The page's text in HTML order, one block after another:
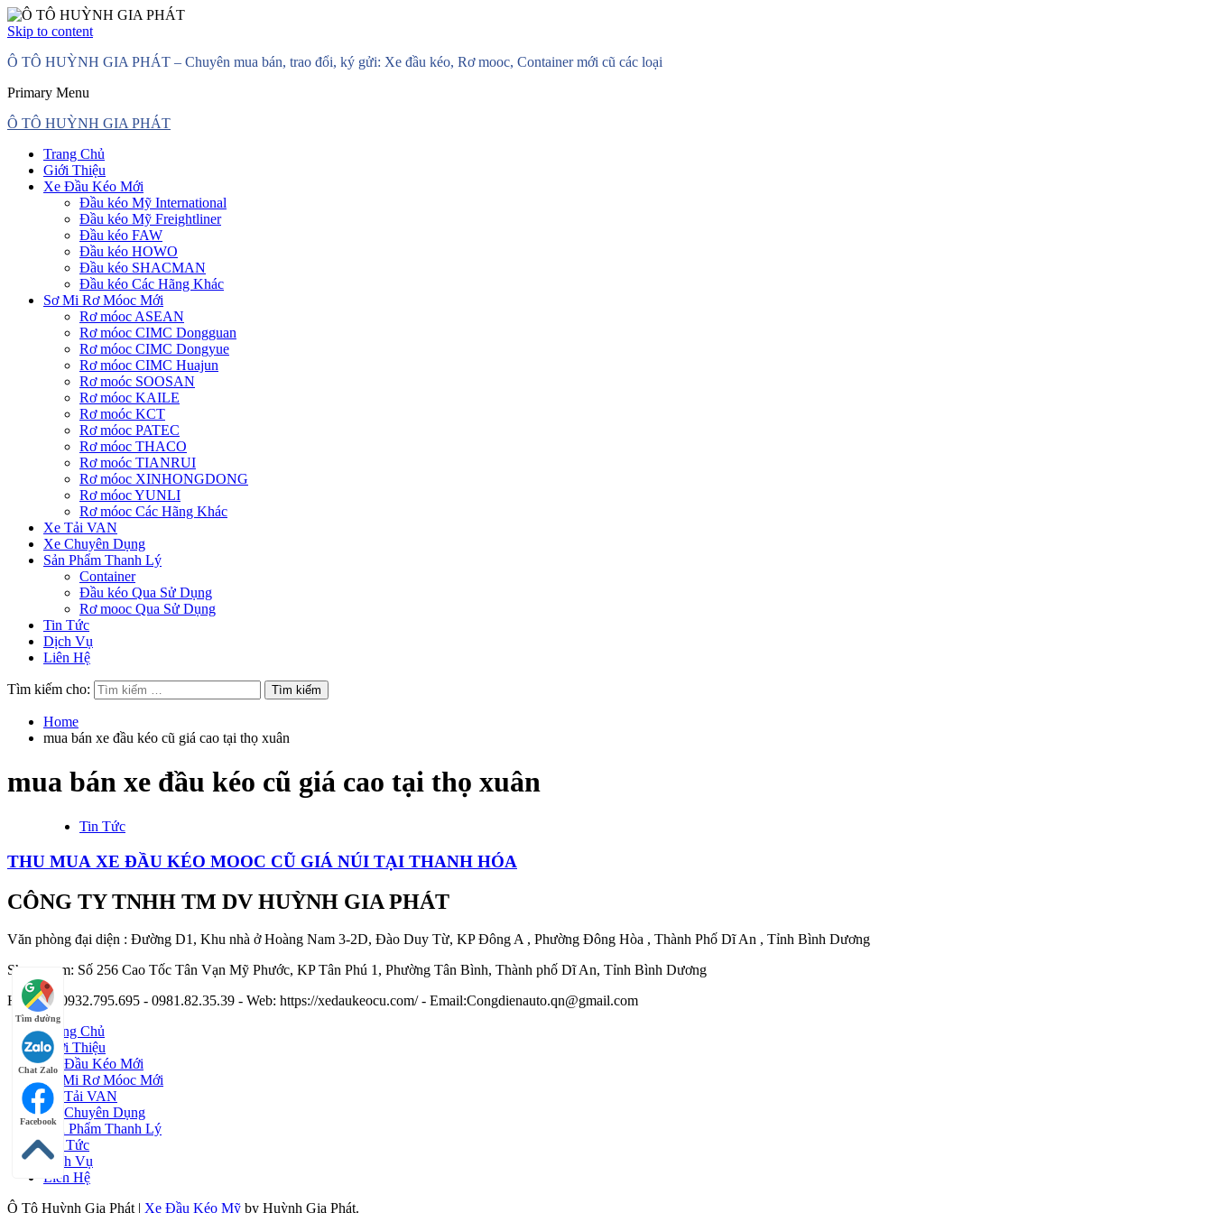
Skip to content
Ô TÔ HUỲNH GIA PHÁT – Chuyên mua bán, trao đổi, ký gửi: Xe đầu kéo, Rơ mooc, Container mới cũ các loại
Primary Menu
Ô TÔ HUỲNH GIA PHÁT
Trang Chủ
Giới Thiệu
Xe Đầu Kéo Mới
Đầu kéo Mỹ International
Đầu kéo Mỹ Freightliner
Đầu kéo FAW
Đầu kéo HOWO
Đầu kéo SHACMAN
Đầu kéo Các Hãng Khác
Sơ Mi Rơ Móoc Mới
Rơ móoc ASEAN
Rơ móoc CIMC Dongguan
Rơ móoc CIMC Dongyue
Rơ móoc CIMC Huajun
Rơ moóc SOOSAN
Rơ móoc KAILE
Rơ moóc KCT
Rơ móoc PATEC
Rơ móoc THACO
Rơ moóc TIANRUI
Rơ móoc XINHONGDONG
Rơ móoc YUNLI
Rơ móoc Các Hãng Khác
Xe Tải VAN
Xe Chuyên Dụng
Sản Phẩm Thanh Lý
Container
Đầu kéo Qua Sử Dụng
Rơ mooc Qua Sử Dụng
Tin Tức
Dịch Vụ
Liên Hệ
Tìm kiếm cho:
Home
mua bán xe đầu kéo cũ giá cao tại thọ xuân
mua bán xe đầu kéo cũ giá cao tại thọ xuân
Tin Tức
THU MUA XE ĐẦU KÉO MOOC CŨ GIÁ NÚI TẠI THANH HÓA
CÔNG TY TNHH TM DV HUỲNH GIA PHÁT
Văn phòng đại diện : Đường D1, Khu nhà ở Hoàng Nam 3-2D, Đào Duy Từ, KP Đông A , Phường Đông Hòa , Thành Phố Dĩ An , Tỉnh Bình Dương
Showroom: Số 256 Cao Tốc Tân Vạn Mỹ Phước, KP Tân Phú 1, Phường Tân Bình, Thành phố Dĩ An, Tỉnh Bình Dương
Hotline : 0932.795.695 - 0981.82.35.39 - Web: https://xedaukeocu.com/ - Email:Congdienauto.qn@gmail.com
Tìm đường
Chat Zalo
Facebook
Trang Chủ
Giới Thiệu
Xe Đầu Kéo Mới
Sơ Mi Rơ Móoc Mới
Xe Tải VAN
Xe Chuyên Dụng
Sản Phẩm Thanh Lý
Tin Tức
Dịch Vụ
Liên Hệ
Ô Tô Huỳnh Gia Phát | Xe Đầu Kéo Mỹ by Huỳnh Gia Phát.